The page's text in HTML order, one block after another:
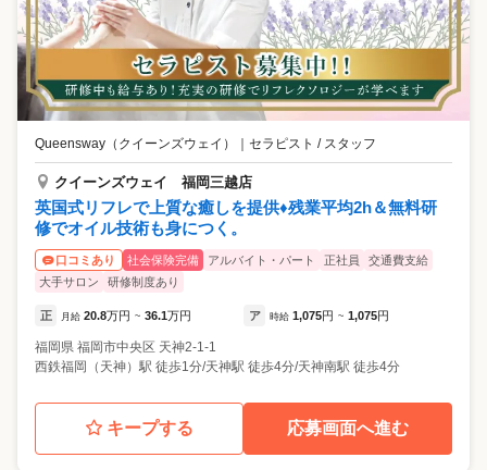
Queensway（クイーンズウェイ） セラピスト / スタッフ
クイーンズウェイ 福岡三越店
英国式リフレで上質な癒しを提供♦残業平均2h＆無料研
修でオイル技術も身につく。
口コミあり 社会保険完備 アルバイト・パート 正社員
交通費支給
大手サロン
研修制度あり
正 月給 20.8万円 ~ 36.1万円 ア 時給 1,075円 ~ 1,075円
福岡県 福岡市中央区 天神2-1-1
西鉄福岡（天神）駅 徒歩1分/天神駅 徒歩4分/天神南駅 徒歩4分
キープする 応募画面へ進む